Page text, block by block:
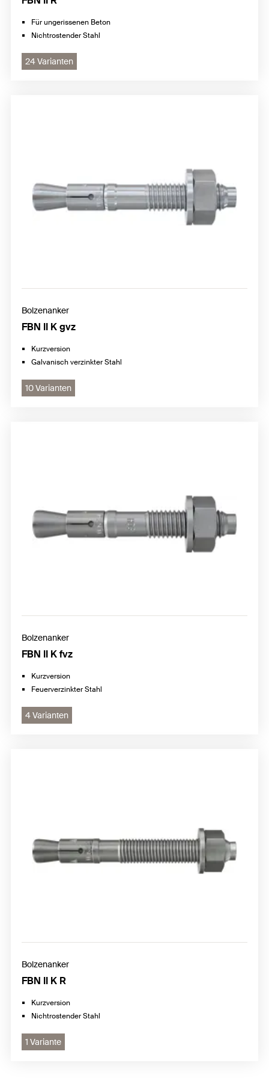
Für ungerissenen Beton
Nichtrostender Stahl
24 Varianten
Bolzenanker
FBN II K gvz
Kurzversion
Galvanisch verzinkter Stahl
10 Varianten
Bolzenanker
FBN II K fvz
Kurzversion
Feuerverzinkter Stahl
4 Varianten
Bolzenanker
FBN II K R
Kurzversion
Nichtrostender Stahl
1 Variante